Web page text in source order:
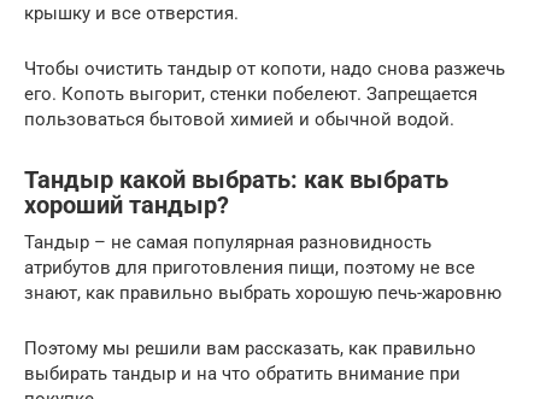
крышку и все отверстия.
Чтобы очистить тандыр от копоти, надо снова разжечь
его. Копоть выгорит, стенки побелеют. Запрещается
пользоваться бытовой химией и обычной водой.
Тандыр какой выбрать: как выбрать
хороший тандыр?
Тандыр – не самая популярная разновидность
атрибутов для приготовления пищи, поэтому не все
знают, как правильно выбрать хорошую печь-жаровню
Поэтому мы решили вам рассказать, как правильно
выбирать тандыр и на что обратить внимание при